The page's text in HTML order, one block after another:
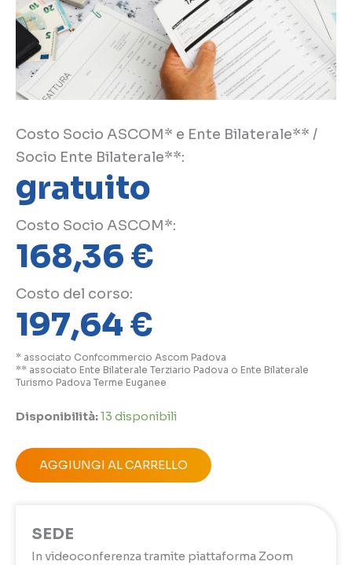
Costo Socio ASCOM* e Ente Bilaterale** /
Socio Ente Bilaterale**:
gratuito
Costo Socio ASCOM*:
168,36€
Costo del corso:
197,64€
* associato Confcommercio Ascom Padova
** associato Ente Bilaterale Terziario Padova o Ente Bilaterale
Turismo Padova Terme Euganee
Disponibilità:13 disponibili
AGGIUNGI AL CARRELLO
SEDE
In videoconferenza tramite piattaforma Zoom